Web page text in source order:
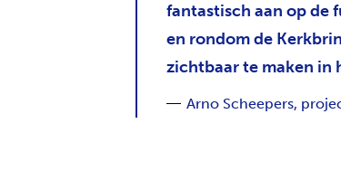
fantastisch aan op de
en rondom de
zichtbaar te maken in
Arno Scheepers,